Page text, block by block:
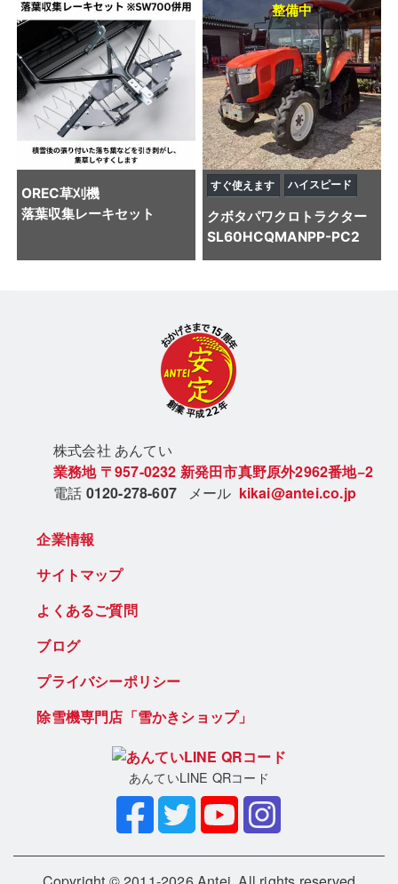
OREC草刈機
落葉収集レーキセット
整備中
すぐ使えます ハイスピード
クボタパワクロトラクター
SL60HCQMANPP-PC2
株式会社 あんてい
業務地 〒957-0232 新発田市真野原外2962番地−2
電話 0120-278-607 メール kikai@antei.co.jp
企業情報
サイトマップ
よくあるご質問
ブログ
プライバシーポリシー
除雪機専門店「雪かきショップ」
あんていLINE QRコード